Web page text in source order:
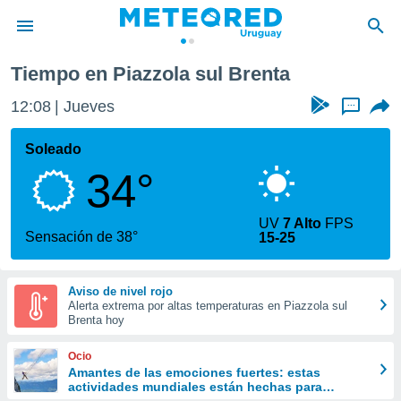
de
ha
calidad.
a este
las
y
forma
digital
basada
Tiempo en Piazzola sul Brenta
12:08 Jueves ...
Soleado
34°
Sensación de 38°
UV7 Alto FPS
15-25
Aviso de nivel rojo
Alerta extrema por altas temperaturas en Piazzola sul
Brenta hoy
Ocio
Amantes de las emociones fuertes: estas
actividades mundiales están hechas para